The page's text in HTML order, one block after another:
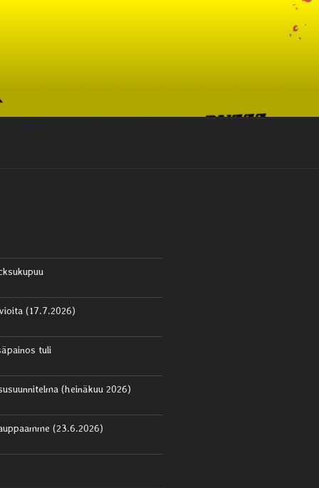
(17.7.2026)
tuli
(heinäkuu 2026)
(23.6.2026)